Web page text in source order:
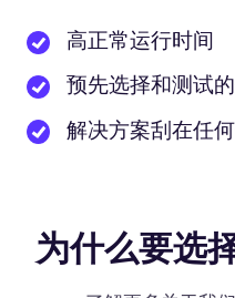
高正常运行时间
预先选择和测试
解决方案刮在任
为什么要选